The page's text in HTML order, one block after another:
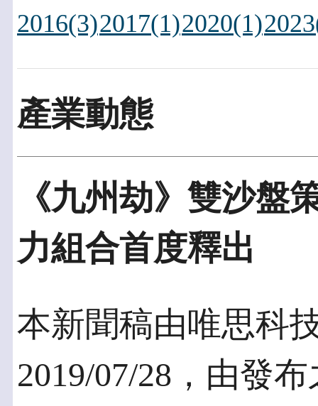
2016(3)2017(1)2020(1)
產業動態
《九州劫》雙沙盤
力組合首度釋出
本新聞稿由唯思科
2019/07/28，由發